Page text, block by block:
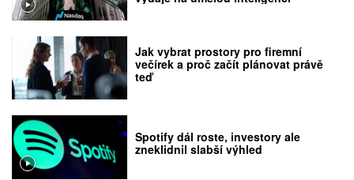
Jak vybrat prostory pro firemní
večírek a proč začít plánovat právě
teď
Spotify dál roste, investory ale
zneklidnil slabší výhled